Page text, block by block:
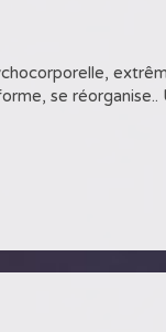
de m'avoir aidée à
reprendre
se